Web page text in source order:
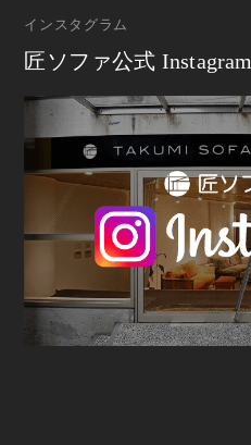
インスタグラム
匠ソファ公式 Instagram